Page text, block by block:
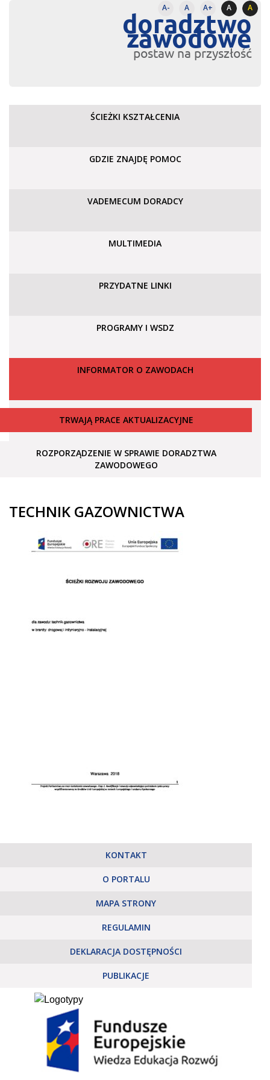
A- A A+ A A
doradztwo
zawodowe
postaw na przyszłość
ŚCIEŻKI KSZTAŁCENIA
GDZIE ZNAJDĘ POMOC
VADEMECUM DORADCY
MULTIMEDIA
PRZYDATNE LINKI
PROGRAMY I WSDZ
INFORMATOR O ZAWODACH
TRWAJĄ PRACE AKTUALIZACYJNE
ROZPORZĄDZENIE W SPRAWIE DORADZTWA
ZAWODOWEGO
TECHNIK GAZOWNICTWA
KONTAKT
O PORTALU
MAPA STRONY
REGULAMIN
DEKLARACJA DOSTĘPNOŚCI
PUBLIKACJE